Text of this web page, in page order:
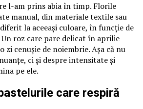
l-am prins abia în timp. Florile
manual, din materiale textile sau
la aceeași culoare, în funcție de
roz care pare delicat în aprilie
cenușie de noiembrie. Așa că nu
ci și despre intensitate și
pe ele.
care respiră